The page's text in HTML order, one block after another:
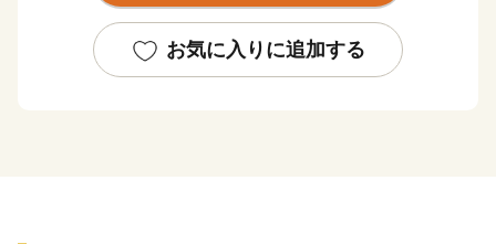
多くの貴重な文化財を伝えています。
③笛吹神社…正式には「葛木坐火雷神社」といい、漫画
お気に入りに追加する